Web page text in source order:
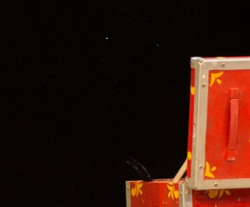
«Ровесник» Дом культуры с.
Светлана Георгиевна
вари» МУ «Культурно-
Отличные работники
Алёна Александровна и